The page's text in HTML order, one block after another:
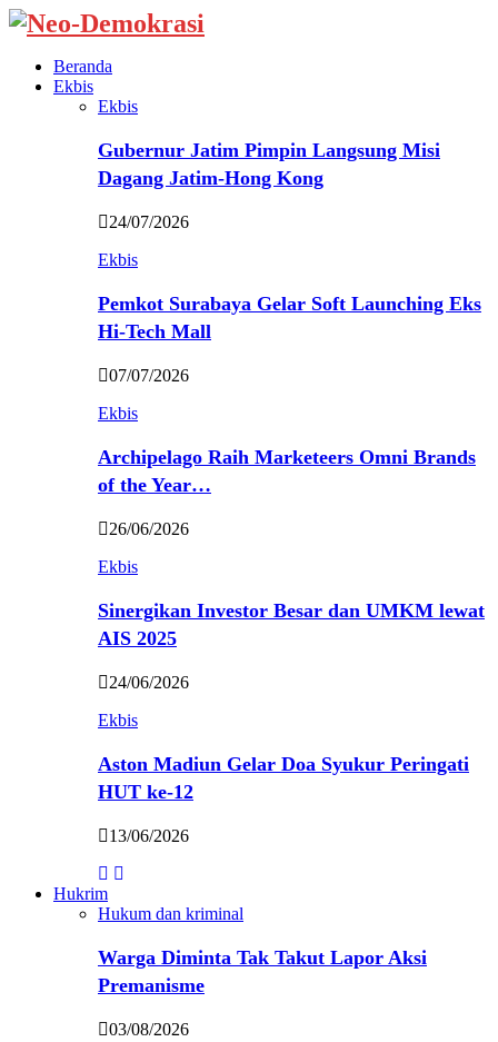
Beranda
Ekbis
Ekbis
Gubernur Jatim Pimpin Langsung Misi
Dagang Jatim-Hong Kong
24/07/2026
Ekbis
Pemkot Surabaya Gelar Soft Launching Eks
Hi-Tech Mall
07/07/2026
Ekbis
Archipelago Raih Marketeers Omni Brands
of the Year…
26/06/2026
Ekbis
Sinergikan Investor Besar dan UMKM lewat
AIS 2025
24/06/2026
Ekbis
Aston Madiun Gelar Doa Syukur Peringati
HUT ke-12
13/06/2026
Hukrim
Hukum dan kriminal
Warga Diminta Tak Takut Lapor Aksi
Premanisme
03/08/2026